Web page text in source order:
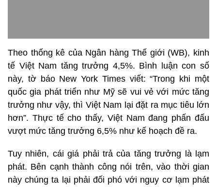
Theo thống kê của Ngân hàng Thế giới (WB), kinh
tế Việt Nam tăng trưởng 4,5%. Bình luận con số
này, tờ báo New York Times viết: “Trong khi một
quốc gia phát triển như Mỹ sẽ vui vẻ với mức tăng
trưởng như vậy, thì Việt Nam lại đặt ra mục tiêu lớn
hơn”. Thực tế cho thấy, Việt Nam đang phấn đấu
vượt mức tăng trưởng 6,5% như kế hoạch đề ra.
Tuy nhiên, cái giá phải trả của tăng trưởng là lạm
phát. Bên cạnh thành công nói trên, vào thời gian
này chúng ta lại phải đối phó với nguy cơ lạm phát